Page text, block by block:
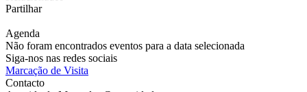
Partilhar
Agenda
Não foram encontrados eventos para a data selecionada
Siga-nos nas redes sociais
Marcação de Visita
Contacto